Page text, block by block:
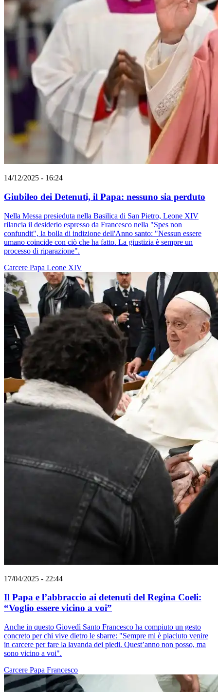
14/12/2025 - 16:24
Giubileo dei Detenuti, il Papa: nessuno sia perduto
Nella Messa presieduta nella Basilica di San Pietro, Leone XIV
rilancia il desiderio espresso da Francesco nella "Spes non
confundit", la bolla di indizione dell'Anno santo: "Nessun essere
umano coincide con ciò che ha fatto. La giustizia è sempre un
processo di riparazione".
Carcere Papa Leone XIV
17/04/2025 - 22:44
Il Papa e l’abbraccio ai detenuti del Regina Coeli:
“Voglio essere vicino a voi”
Anche in questo Giovedì Santo Francesco ha compiuto un gesto
concreto per chi vive dietro le sbarre: "Sempre mi è piaciuto venire
in carcere per fare la lavanda dei piedi. Quest’anno non posso, ma
sono vicino a voi".
Carcere Papa Francesco